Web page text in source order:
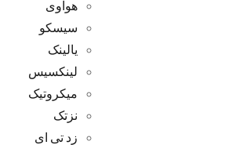
هواوی
سیسکو
یالینک
لینکسیس
میکروتیک
نزتک
زد تی ای